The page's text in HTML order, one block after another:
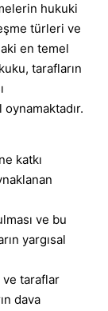
hukuki
türleri ve
en temel
tarafların
katkı
ve bu
yargısal
ve taraflar
dava